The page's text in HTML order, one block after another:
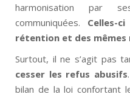
harmonisation par
communiquées. Celles-
rétention et des mêmes
Surtout, il ne s’agit pas
cesser les refus abusifs
bilan de la loi confortant